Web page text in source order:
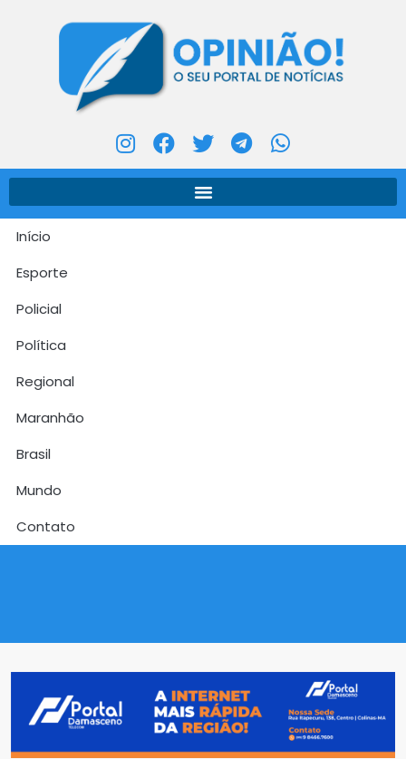
Início
Esporte
Policial
Política
Regional
Maranhão
Brasil
Mundo
Contato